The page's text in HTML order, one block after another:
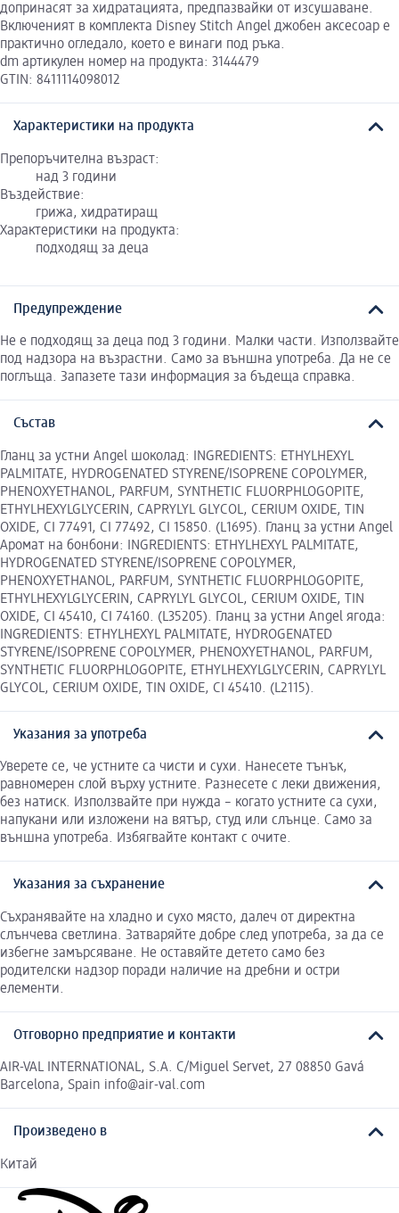
допринасят за хидратацията, предпазвайки от изсушаване.
Включеният в комплекта Disney Stitch Angel джобен аксесоар е
практично огледало, което е винаги под ръка.
dm артикулен номер на продукта: 3144479
GTIN: 8411114098012
Характеристики на продукта
Препоръчителна възраст:
над 3 години
Въздействие:
грижа, хидратиращ
Характеристики на продукта:
подходящ за деца
Предупреждение
Не е подходящ за деца под 3 години. Малки части. Използвайте
под надзора на възрастни. Само за външна употреба. Да не се
поглъща. Запазете тази информация за бъдеща справка.
Състав
Гланц за устни Angel шоколад: INGREDIENTS: ETHYLHEXYL
PALMITATE, HYDROGENATED STYRENE/ISOPRENE COPOLYMER,
PHENOXYETHANOL, PARFUM, SYNTHETIC FLUORPHLOGOPITE,
ETHYLHEXYLGLYCERIN, CAPRYLYL GLYCOL, CERIUM OXIDE, TIN
OXIDE, CI 77491, CI 77492, CI 15850. (L1695). Гланц за устни Angel
Аромат на бонбони: INGREDIENTS: ETHYLHEXYL PALMITATE,
HYDROGENATED STYRENE/ISOPRENE COPOLYMER,
PHENOXYETHANOL, PARFUM, SYNTHETIC FLUORPHLOGOPITE,
ETHYLHEXYLGLYCERIN, CAPRYLYL GLYCOL, CERIUM OXIDE, TIN
OXIDE, CI 45410, CI 74160. (L35205). Гланц за устни Angel ягода:
INGREDIENTS: ETHYLHEXYL PALMITATE, HYDROGENATED
STYRENE/ISOPRENE COPOLYMER, PHENOXYETHANOL, PARFUM,
SYNTHETIC FLUORPHLOGOPITE, ETHYLHEXYLGLYCERIN, CAPRYLYL
GLYCOL, CERIUM OXIDE, TIN OXIDE, CI 45410. (L2115).
Указания за употреба
Уверете се, че устните са чисти и сухи. Нанесете тънък,
равномерен слой върху устните. Разнесете с леки движения,
без натиск. Използвайте при нужда – когато устните са сухи,
напукани или изложени на вятър, студ или слънце. Само за
външна употреба. Избягвайте контакт с очите.
Указания за съхранение
Съхранявайте на хладно и сухо място, далеч от директна
слънчева светлина. Затваряйте добре след употреба, за да се
избегне замърсяване. Не оставяйте детето само без
родителски надзор поради наличие на дребни и остри
елементи.
Отговорно предприятие и контакти
AIR-VAL INTERNATIONAL, S.A. C/Miguel Servet, 27 08850 Gavá
Barcelona, Spain info@air-val.com
Произведено в
Китай